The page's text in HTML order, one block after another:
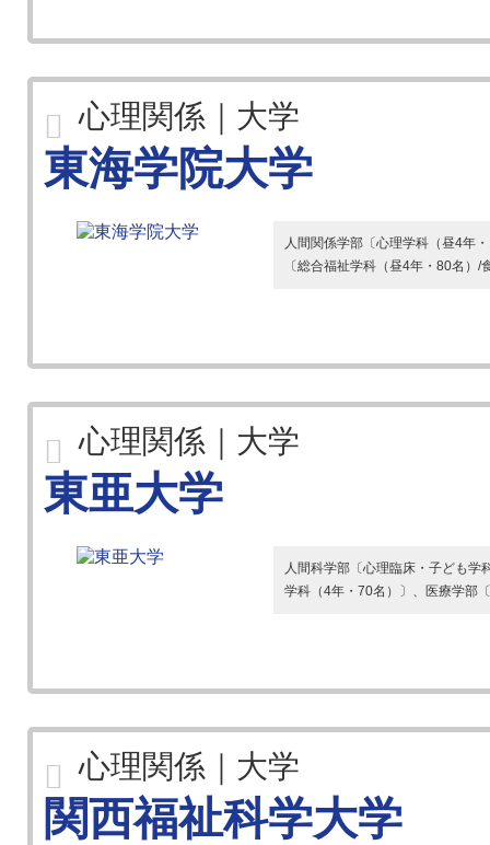
心理関係｜大学
東海学院大学
人間関係学部〔心理学科（昼4年
〔総合福祉学科（昼4年・80名）
心理関係｜大学
東亜大学
人間科学部〔心理臨床・子ども
学科（4年・70名）〕、医療学部
心理関係｜大学
関西福祉科学大学